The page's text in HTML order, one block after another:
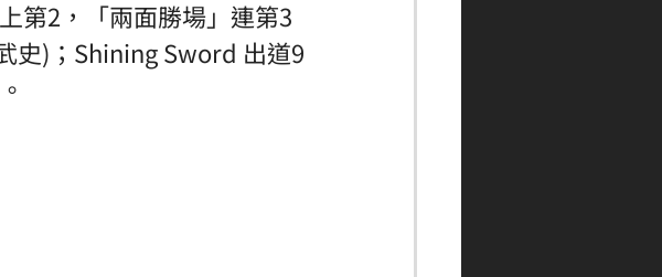
第2，「兩面勝場」連第3
史)；Shining Sword 出道9